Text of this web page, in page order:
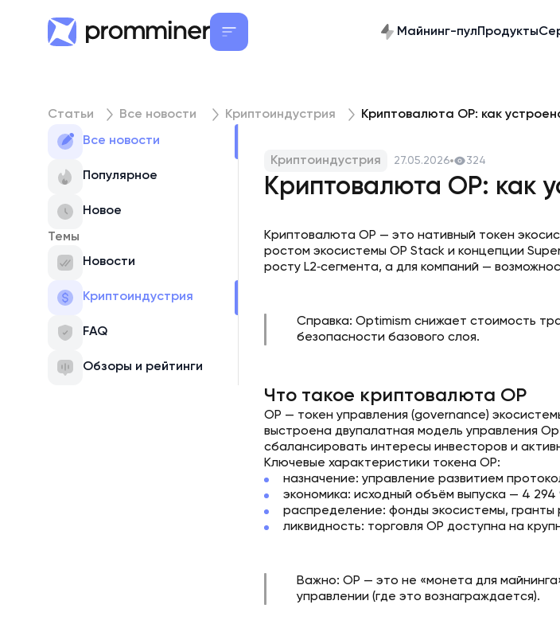
Майнинг-пулПродукты
Статьи Все новости Криптоиндустрия Криптовалюта OP: как
Все новости
Популярное
Новое
Темы
Новости
Криптоиндустрия
FAQ
Обзоры и рейтинги
Криптоиндустрия 27.05.2026 324
Криптовалюта OP: как
Криптовалюта OP — это нативный токен
ростом экосистемы OP Stack и концепции
росту L2‑сегмента, а для компаний —
Справка: Optimism снижает стоимость
безопасности базового слоя.
Что такое криптовалюта OP
OP — токен управления (governance)
выстроена двупалатная модель управления
сбалансировать интересы инвесторов и
Ключевые характеристики токена OP:
назначение: управление развитием
экономика: исходный объём выпуска — 4
распределение: фонды экосистемы, гранты
ликвидность: торговля OP доступна на
Важно: OP — это не «монета для
управлении (где это вознаграждается).